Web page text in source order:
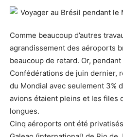
Comme beaucoup d’autres
agrandissement des aéroports
beaucoup de retard. Or,
Confédérations de juin dernier,
du Mondial avec seulement 3%
avions étaient pleins et les files
longues.
Cinq aéroports ont été